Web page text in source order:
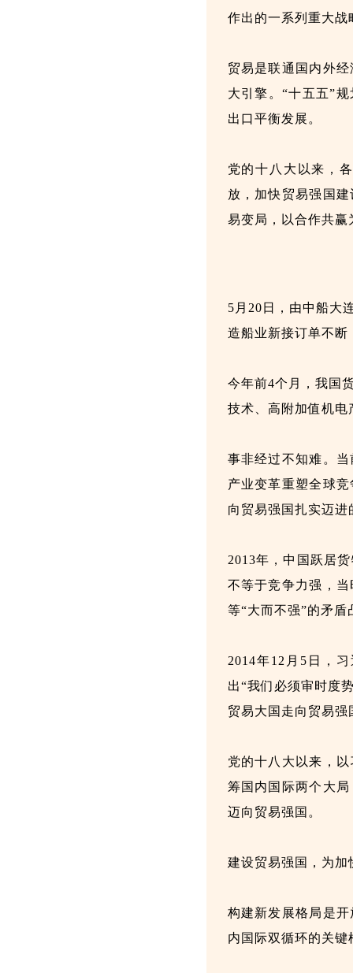
作出的一系列重大
贸易是联通国内外
大引擎。“十五五”
出口平衡发展。
党的十八大以来，
放，加快贸易强国
易变局，以合作共
5月20日，由中船大
造船业新接订单不
今年前4个月，我国
技术、高附加值机电
事非经过不知难。
产业变革重塑全球
向贸易强国扎实迈进
2013年，中国跃居
不等于竞争力强，
等“大而不强”的矛盾
2014年12月5日，
出“我们必须审时度
贸易大国走向贸易强
党的十八大以来，
筹国内国际两个大
迈向贸易强国。
建设贸易强国，为
构建新发展格局是
内国际双循环的关键